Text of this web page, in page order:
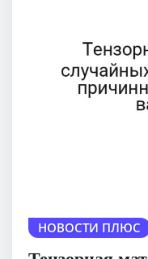
НОВОСТИ ПЛЮС